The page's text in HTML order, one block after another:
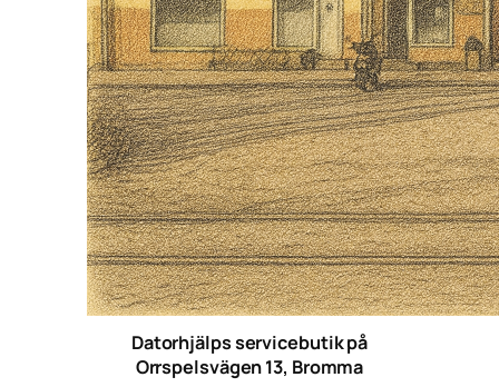
Datorhjälps servicebutik på
Orrspelsvägen 13, Bromma